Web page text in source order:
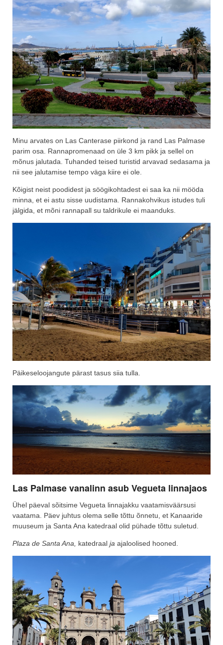
Minu arvates on Las Canterase piirkond ja rand Las Palmase
parim osa. Rannapromenaad on üle 3 km pikk ja sellel on
mõnus jalutada. Tuhanded teised turistid arvavad sedasama ja
nii see jalutamise tempo väga kiire ei ole.
Kõigist neist poodidest ja söögikohtadest ei saa ka nii mööda
minna, et ei astu sisse uudistama. Rannakohvikus istudes tuli
jälgida, et mõni rannapall su taldrikule ei maanduks.
Päikeseloojangute pärast tasus siia tulla.
Las Palmase vanalinn asub Vegueta linnajaos
Ühel päeval sõitsime Vegueta linnajakku vaatamisväärsusi
vaatama. Päev juhtus olema selle tõttu õnnetu, et Kanaaride
muuseum ja Santa Ana katedraal olid pühade tõttu suletud.
Plaza de Santa Ana, katedraal ja ajaloolised hooned.